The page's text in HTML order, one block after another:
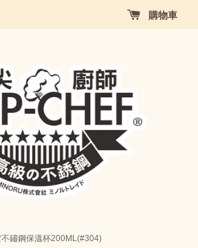
購物車
鏽鋼保溫杯200ML(#304)